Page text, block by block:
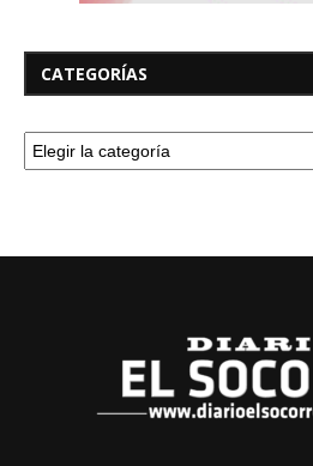
CATEGORÍAS